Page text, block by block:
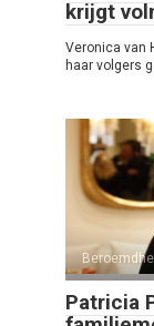
krijgt
Veronica van
haar volgers
Patricia